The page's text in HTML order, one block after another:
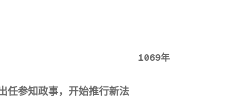
1069年
任参知政事，开始推行新法